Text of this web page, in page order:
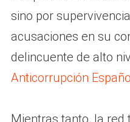
sino por
acusaciones en su
delincuente de alto
Anticorrupción